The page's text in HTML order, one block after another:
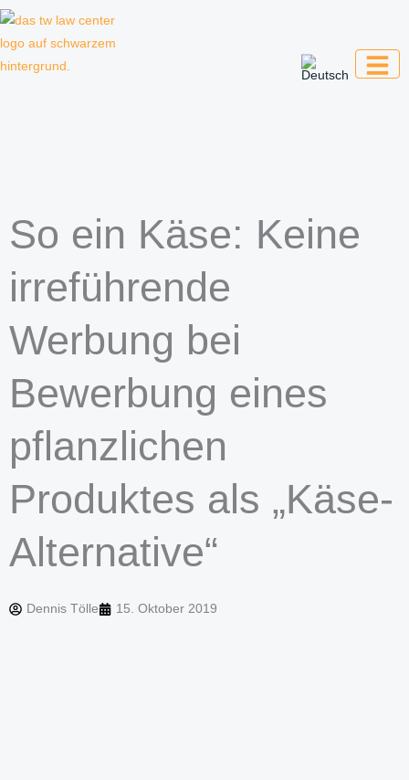
Zum
So ein Käse: Keine
irreführende
Werbung bei
Bewerbung eines
pflanzlichen
Produktes als „Käse-
Alternative“
Dennis Tölle 15. Oktober 2019